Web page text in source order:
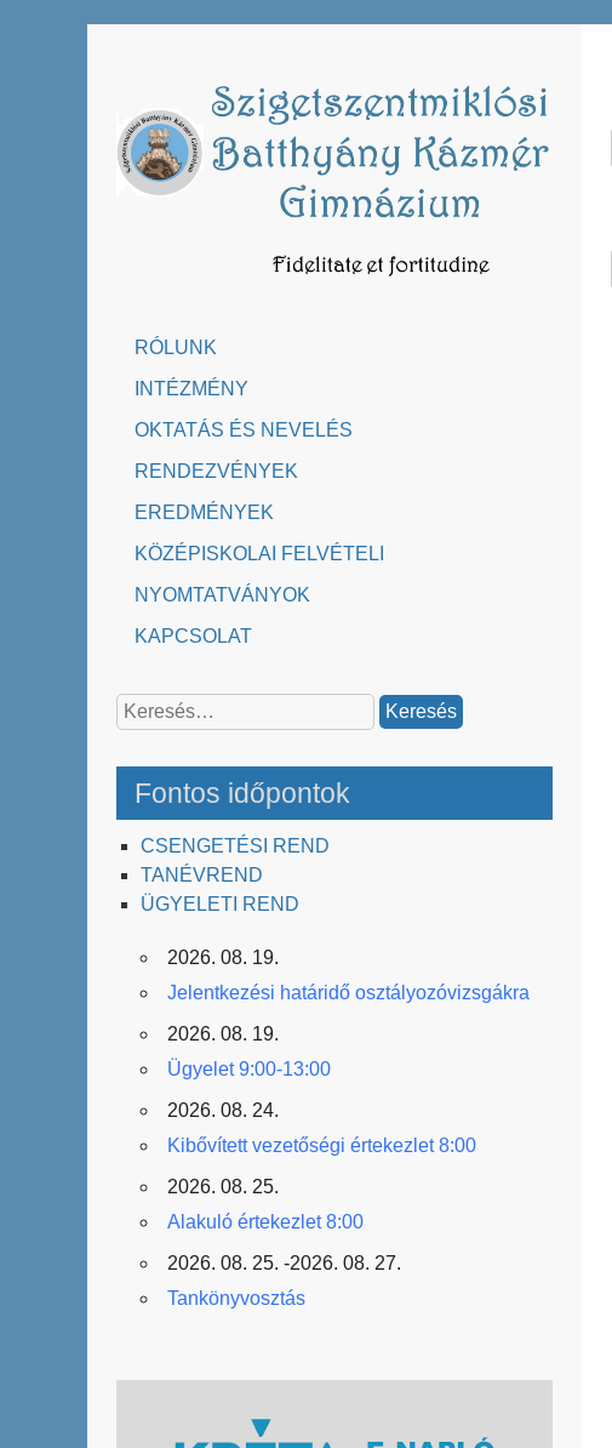
RÓLUNK
INTÉZMÉNY
OKTATÁS ÉS NEVELÉS
RENDEZVÉNYEK
EREDMÉNYEK
KÖZÉPISKOLAI FELVÉTELI
NYOMTATVÁNYOK
KAPCSOLAT
Keresés:
Fontos időpontok
CSENGETÉSI REND
TANÉVREND
ÜGYELETI REND
2026. 08. 19.
Jelentkezési határidő osztályozóvizsgákra
2026. 08. 19.
Ügyelet 9:00-13:00
2026. 08. 24.
Kibővített vezetőségi értekezlet 8:00
2026. 08. 25.
Alakuló értekezlet 8:00
2026. 08. 25. -2026. 08. 27.
Tankönyvosztás